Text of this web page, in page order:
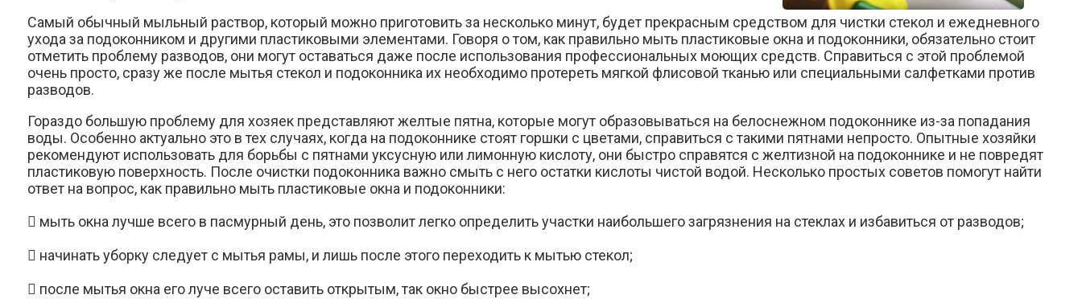
Самый обычный мыльный раствор, который можно приготовить за несколько минут, будет прекрасным средством для чистки стекол и ежедневного
ухода за подоконником и другими пластиковыми элементами. Говоря о том, как правильно мыть пластиковые окна и подоконники, обязательно стоит
отметить проблему разводов, они могут оставаться даже после использования профессиональных моющих средств. Справиться с этой проблемой
очень просто, сразу же после мытья стекол и подоконника их необходимо протереть мягкой флисовой тканью или специальными салфетками против
разводов.
Гораздо большую проблему для хозяек представляют желтые пятна, которые могут образовываться на белоснежном подоконнике из-за попадания
воды. Особенно актуально это в тех случаях, когда на подоконнике стоят горшки с цветами, справиться с такими пятнами непросто. Опытные хозяйки
рекомендуют использовать для борьбы с пятнами уксусную или лимонную кислоту, они быстро справятся с желтизной на подоконнике и не повредят
пластиковую поверхность. После очистки подоконника важно смыть с него остатки кислоты чистой водой. Несколько простых советов помогут найти
ответ на вопрос, как правильно мыть пластиковые окна и подоконники:
​ мыть окна лучше всего в пасмурный день, это позволит легко определить участки наибольшего загрязнения на стеклах и избавиться от разводов;
​ начинать уборку следует с мытья рамы, и лишь после этого переходить к мытью стекол;
​ после мытья окна его луче всего оставить открытым, так окно быстрее высохнет;